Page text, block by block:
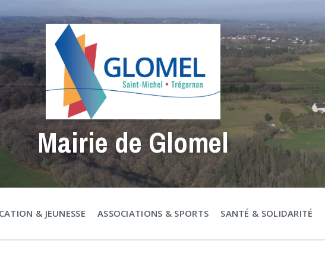
Mairie de Glomel
& JEUNESSE ASSOCIATIONS & SPORTS SANTÉ & SOLIDARITÉ